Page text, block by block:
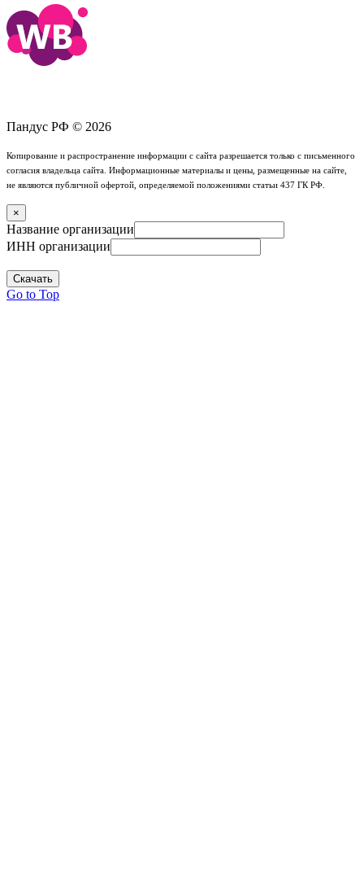
Пандус РФ © 2026
Копирование и распространение информации с сайта разрешается только с письменного
согласия владельца сайта. Информационные материалы и цены, размещенные на сайте,
не являются публичной офертой, определяемой положениями статьи 437 ГК РФ.
×
Название организации
ИНН организации
Скачать
Go to Top